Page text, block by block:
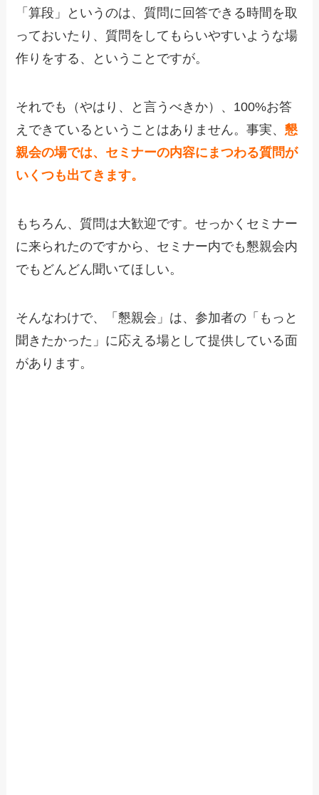
「算段」というのは、質問に回答できる時間を取
っておいたり、質問をしてもらいやすいような場
作りをする、ということですが。
それでも（やはり、と言うべきか）、100%お答
えできているということはありません。事実、懇
親会の場では、セミナーの内容にまつわる質問が
いくつも出てきます。
もちろん、質問は大歓迎です。せっかくセミナー
に来られたのですから、セミナー内でも懇親会内
でもどんどん聞いてほしい。
そんなわけで、「懇親会」は、参加者の「もっと
聞きたかった」に応える場として提供している面
があります。